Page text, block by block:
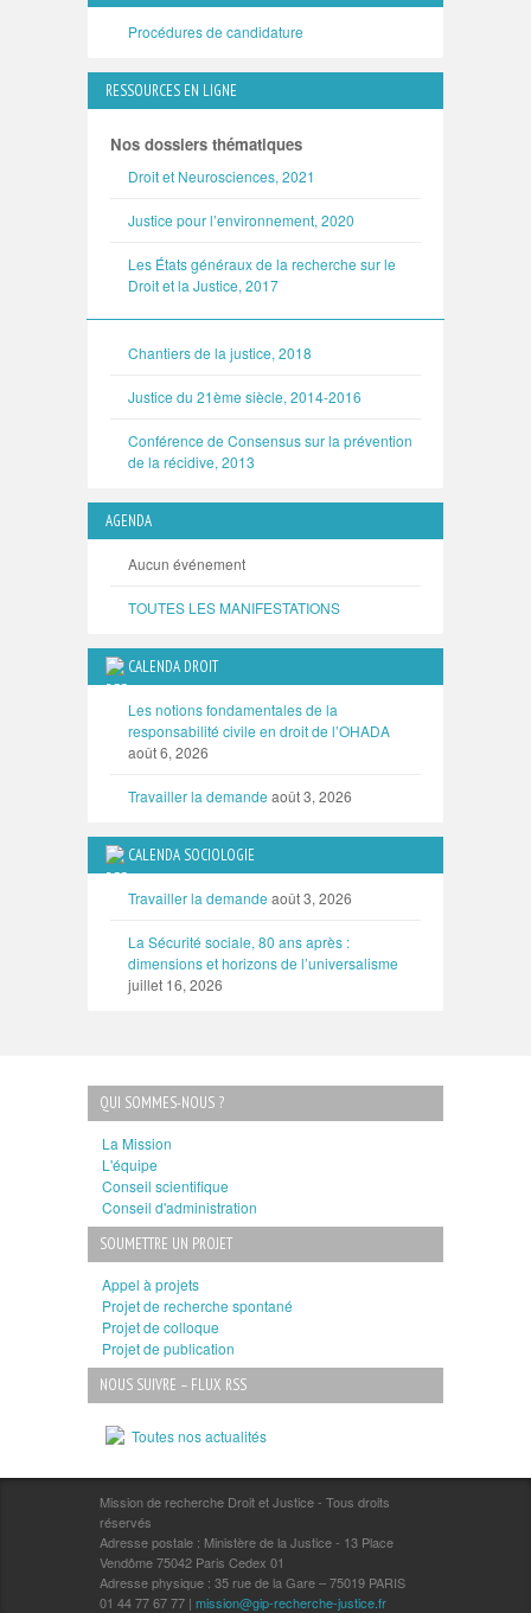
Procédures de candidature
RESSOURCES EN LIGNE
Nos dossiers thématiques
Droit et Neurosciences, 2021
Justice pour l’environnement, 2020
Les États généraux de la recherche sur le
Droit et la Justice, 2017
Chantiers de la justice, 2018
Justice du 21ème siècle, 2014-2016
Conférence de Consensus sur la prévention
de la récidive, 2013
AGENDA
Aucun événement
TOUTES LES MANIFESTATIONS
CALENDA DROIT
Les notions fondamentales de la
responsabilité civile en droit de l’OHADA
août 6, 2026
Travailler la demande août 3, 2026
CALENDA SOCIOLOGIE
Travailler la demande août 3, 2026
La Sécurité sociale, 80 ans après :
dimensions et horizons de l’universalisme
juillet 16, 2026
QUI SOMMES-NOUS ?
La Mission
L'équipe
Conseil scientifique
Conseil d'administration
SOUMETTRE UN PROJET
Appel à projets
Projet de recherche spontané
Projet de colloque
Projet de publication
NOUS SUIVRE – FLUX RSS
Toutes nos actualités
Mission de recherche Droit et Justice - Tous droits
réservés
Adresse postale : Ministère de la Justice - 13 Place
Vendôme 75042 Paris Cedex 01
Adresse physique : 35 rue de la Gare – 75019 PARIS
01 44 77 67 77 | mission@gip-recherche-justice.fr